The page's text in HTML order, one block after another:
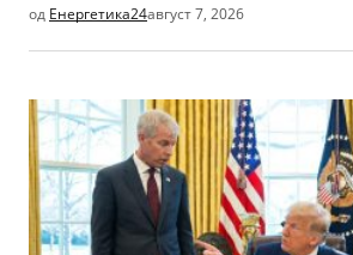
од Енергетика24август 7, 2026